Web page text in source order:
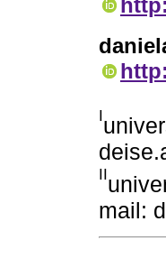
I
II
mail: